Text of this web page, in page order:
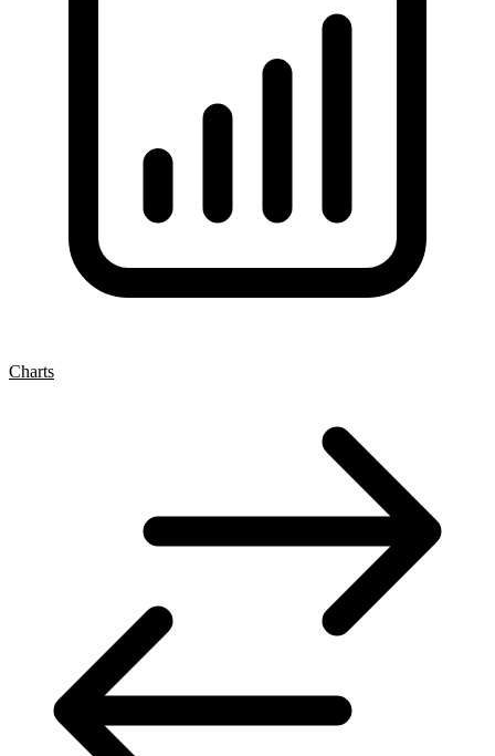
Charts